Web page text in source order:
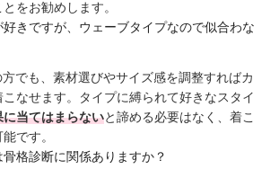
をお勧めします。
きですが、ウェーブタイプなので似合わな
でも、素材選びやサイズ感を調整すればカ
なせます。タイプに縛られて好きなスタイ
当てはまらないと諦める必要はなく、着こ
です。
格診断に関係ありますか？